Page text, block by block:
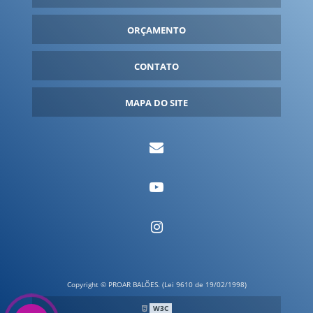
FANTASIA INFLÁVEL PREÇO
FORNECEDOR DE INFLÁVEIS
INFLÁVEL PROMOCIONAL PREÇO
LATA INFLÁVEL
ORÇAMENTO
CONTATO
MAPA DO SITE
Copyright © PROAR BALÕES. (Lei 9610 de 19/02/1998)
W3C